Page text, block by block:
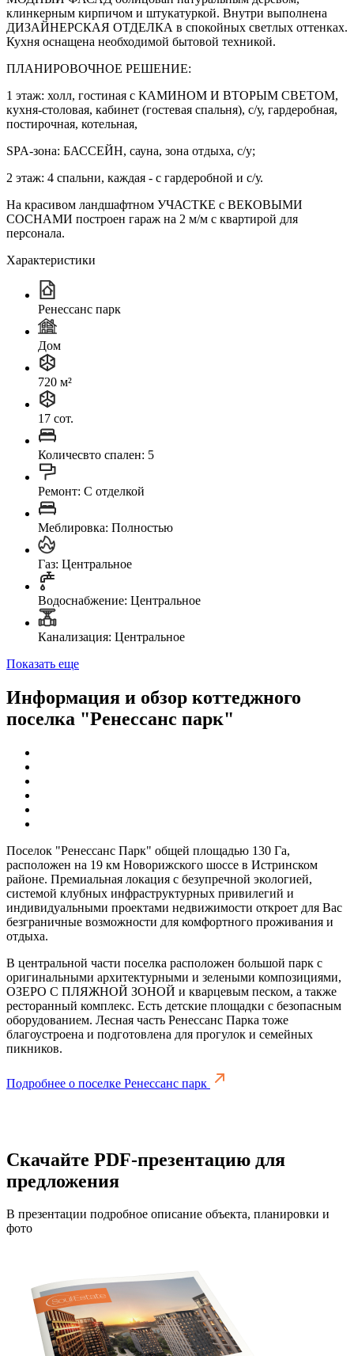
клинкерным кирпичом и штукатуркой. Внутри выполнена
ДИЗАЙНЕРСКАЯ ОТДЕЛКА в спокойных светлых оттенках.
Кухня оснащена необходимой бытовой техникой.
ПЛАНИРОВОЧНОЕ РЕШЕНИЕ:
1 этаж: холл, гостиная с КАМИНОМ И ВТОРЫМ СВЕТОМ,
кухня-столовая, кабинет (гостевая спальня), с/у, гардеробная,
постирочная, котельная,
SPA-зона: БАССЕЙН, сауна, зона отдыха, с/у;
2 этаж: 4 спальни, каждая - с гардеробной и с/у.
На красивом ландшафтном УЧАСТКЕ с ВЕКОВЫМИ
СОСНАМИ построен гараж на 2 м/м с квартирой для
персонала.
Характеристики
Ренессанс парк
Дом
720 м²
17 сот.
Количесвто спален: 5
Ремонт: C отделкой
Меблировка: Полностью
Газ: Центральное
Водоснабжение: Центральное
Канализация: Центральное
Показать еще
Информация и обзор коттеджного
поселка "Ренессанс парк"
Поселок "Ренессанс Парк" общей площадью 130 Га,
расположен на 19 км Новорижского шоссе в Истринском
районе. Премиальная локация с безупречной экологией,
системой клубных инфраструктурных привилегий и
индивидуальными проектами недвижимости откроет для Вас
безграничные возможности для комфортного проживания и
отдыха.
В центральной части поселка расположен большой парк с
оригинальными архитектурными и зелеными композициями,
ОЗЕРО С ПЛЯЖНОЙ ЗОНОЙ и кварцевым песком, а также
ресторанный комплекс. Есть детские площадки с безопасным
оборудованием. Лесная часть Ренессанс Парка тоже
благоустроена и подготовлена для прогулок и семейных
пикников.
Подробнее о поселке Ренессанс парк
Скачайте PDF-презентацию для
предложения
В презентации подробное описание объекта, планировки и
фото